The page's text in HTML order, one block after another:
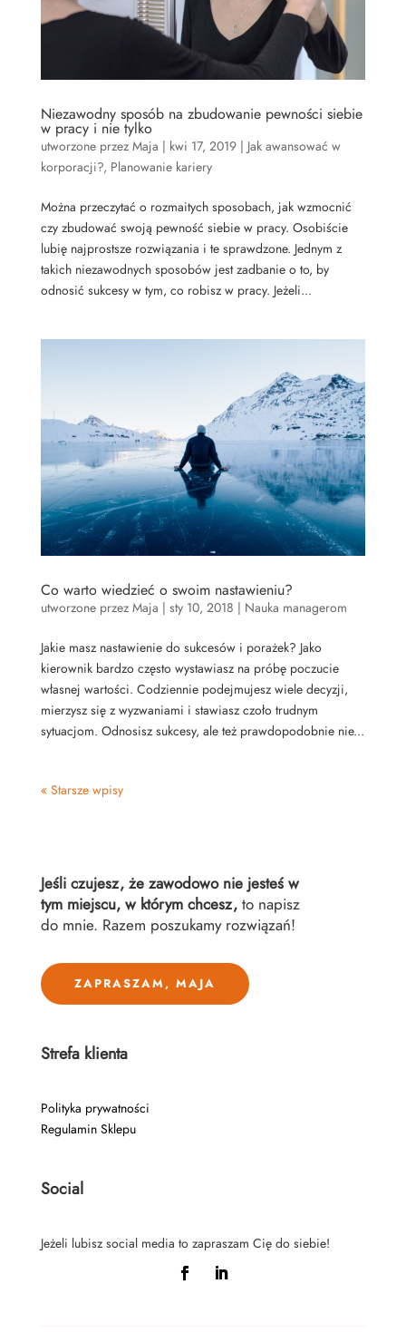
Niezawodny sposób na zbudowanie pewności siebie
w pracy i nie tylko
utworzone przez Maja | kwi 17, 2019| Jak awansować w
korporacji?, Planowanie kariery
Można przeczytać o rozmaitych sposobach, jak wzmocnić
czy zbudować swoją pewność siebie w pracy. Osobiście
lubię najprostsze rozwiązania i te sprawdzone. Jednym z
takich niezawodnych sposobów jest zadbanie o to, by
odnosić sukcesy w tym, co robisz w pracy. Jeżeli...
Co warto wiedzieć o swoim nastawieniu?
utworzone przez Maja | sty 10, 2018 | Nauka managerom
Jakie masz nastawienie do sukcesów i porażek? Jako
kierownik bardzo często wystawiasz na próbę poczucie
własnej wartości. Codziennie podejmujesz wiele decyzji,
mierzysz się z wyzwaniami i stawiasz czoło trudnym
sytuacjom. Odnosisz sukcesy, ale też prawdopodobnie nie...
« Starsze wpisy
Jeśli czujesz, że zawodowo nie jesteś w
tym miejscu, w którym chcesz,to napisz
do mnie. Razem poszukamy rozwiązań!
ZAPRASZAM, MAJA
Strefa klienta
Polityka prywatności
Regulamin Sklepu
Social
Jeżeli lubisz social media to zapraszam Cię do siebie!